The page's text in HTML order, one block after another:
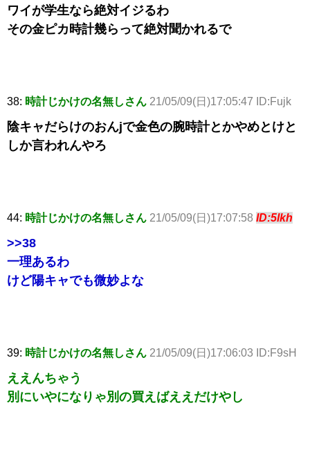
ワイが学生なら絶対イジるわ
その金ピカ時計幾らって絶対聞かれるで
38: 時計じかけの名無しさん 21/05/09(日)17:05:47 ID:Fujk
陰キャだらけのおんjで金色の腕時計とかやめとけと
しか言われんやろ
44: 時計じかけの名無しさん 21/05/09(日)17:07:58 ID:5lkh
>>38
一理あるわ
けど陽キャでも微妙よな
39: 時計じかけの名無しさん 21/05/09(日)17:06:03 ID:F9sH
ええんちゃう
別にいやになりゃ別の買えばええだけやし